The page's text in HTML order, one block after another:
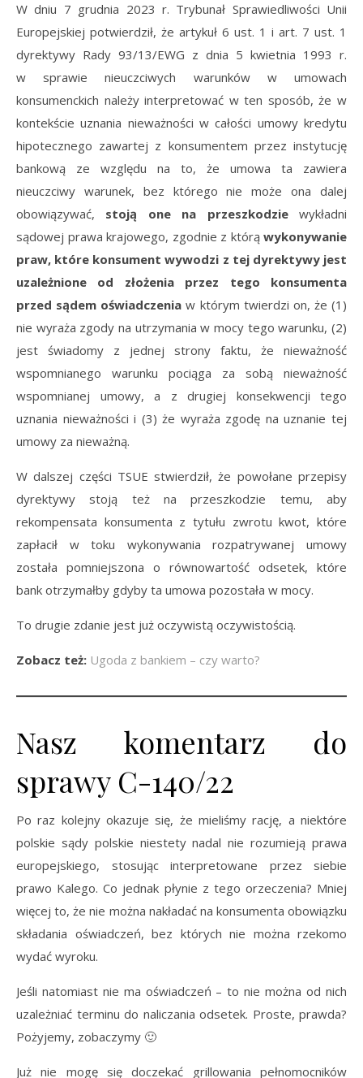
W dniu 7 grudnia 2023 r. Trybunał Sprawiedliwości Unii
Europejskiej potwierdził, że artykuł 6 ust. 1 i art. 7 ust. 1
dyrektywy Rady 93/13/EWG z dnia 5 kwietnia 1993 r.
w sprawie nieuczciwych warunków w umowach
konsumenckich należy interpretować w ten sposób, że w
kontekście uznania nieważności w całości umowy kredytu
hipotecznego zawartej z konsumentem przez instytucję
bankową ze względu na to, że umowa ta zawiera
nieuczciwy warunek, bez którego nie może ona dalej
obowiązywać, stoją one na przeszkodziewykładni
sądowej prawa krajowego, zgodnie z którą wykonywanie
praw, które konsument wywodzi z tej dyrektywy jest
uzależnione od złożenia przez tego konsumenta
przed sądem oświadczenia w którym twierdzi on, że (1)
nie wyraża zgody na utrzymania w mocy tego warunku, (2)
jest świadomy z jednej strony faktu, że nieważność
wspomnianego warunku pociąga za sobą nieważność
wspomnianej umowy, a z drugiej konsekwencji tego
uznania nieważności i (3) że wyraża zgodę na uznanie tej
umowy za nieważną.
W dalszej części TSUE stwierdził, że powołane przepisy
dyrektywy stoją też na przeszkodzie temu, aby
rekompensata konsumenta z tytułu zwrotu kwot, które
zapłacił w toku wykonywania rozpatrywanej umowy
została pomniejszona o równowartość odsetek, które
bank otrzymałby gdyby ta umowa pozostała w mocy.
To drugie zdanie jest już oczywistą oczywistością.
Zobacz też: Ugoda z bankiem – czy warto?
Nasz komentarz do
sprawy C-140/22
Po raz kolejny okazuje się, że mieliśmy rację, a niektóre
polskie sądy polskie niestety nadal nie rozumieją prawa
europejskiego, stosując interpretowane przez siebie
prawo Kalego. Co jednak płynie z tego orzeczenia? Mniej
więcej to, że nie można nakładać na konsumenta obowiązku
składania oświadczeń, bez których nie można rzekomo
wydać wyroku.
Jeśli natomiast nie ma oświadczeń – to nie można od nich
uzależniać terminu do naliczania odsetek. Proste, prawda?
Pożyjemy, zobaczymy 🙂
Już nie mogę się doczekać grillowania pełnomocników